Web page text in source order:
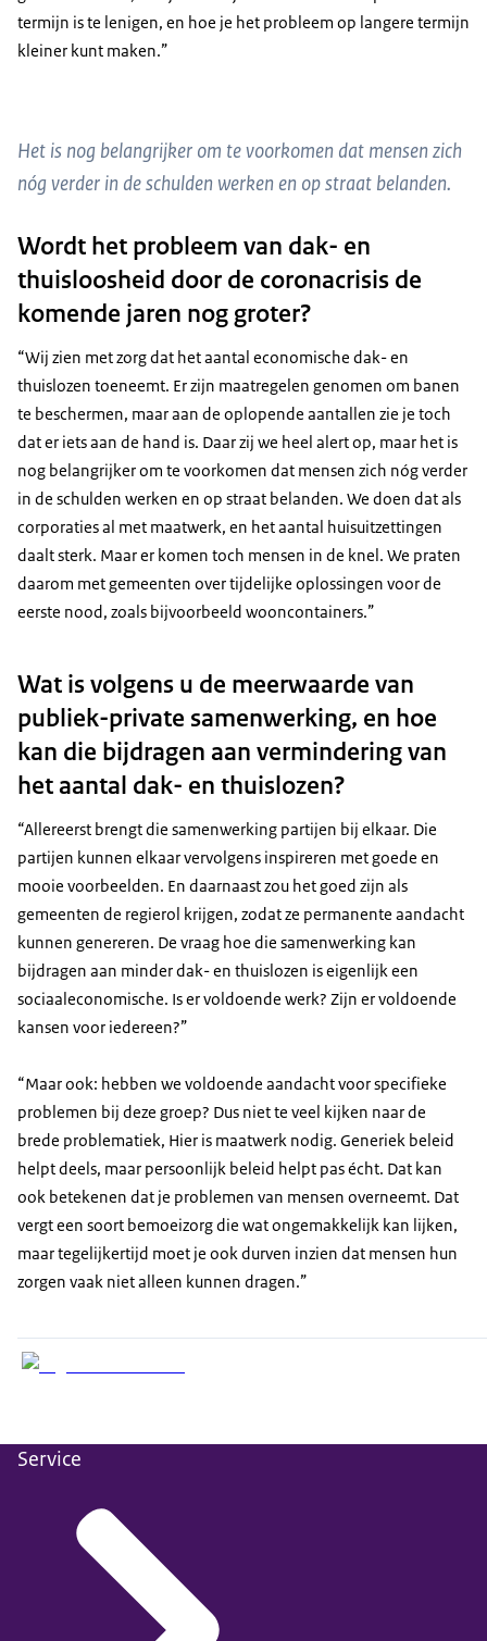
termijn is te lenigen, en hoe je het probleem op langere termijn
kleiner kunt maken.”
Het is nog belangrijker om te voorkomen dat mensen zich
nóg verder in de schulden werken en op straat belanden.
Wordt het probleem van dak- en
thuisloosheid door de coronacrisis de
komende jaren nog groter?
“Wij zien met zorg dat het aantal economische dak- en
thuislozen toeneemt. Er zijn maatregelen genomen om banen
te beschermen, maar aan de oplopende aantallen zie je toch
dat er iets aan de hand is. Daar zij we heel alert op, maar het is
nog belangrijker om te voorkomen dat mensen zich nóg verder
in de schulden werken en op straat belanden. We doen dat als
corporaties al met maatwerk, en het aantal huisuitzettingen
daalt sterk. Maar er komen toch mensen in de knel. We praten
daarom met gemeenten over tijdelijke oplossingen voor de
eerste nood, zoals bijvoorbeeld wooncontainers.”
Wat is volgens u de meerwaarde van
publiek-private samenwerking, en hoe
kan die bijdragen aan vermindering van
het aantal dak- en thuislozen?
“Allereerst brengt die samenwerking partijen bij elkaar. Die
partijen kunnen elkaar vervolgens inspireren met goede en
mooie voorbeelden. En daarnaast zou het goed zijn als
gemeenten de regierol krijgen, zodat ze permanente aandacht
kunnen genereren. De vraag hoe die samenwerking kan
bijdragen aan minder dak- en thuislozen is eigenlijk een
sociaaleconomische. Is er voldoende werk? Zijn er voldoende
kansen voor iedereen?”
“Maar ook: hebben we voldoende aandacht voor specifieke
problemen bij deze groep? Dus niet te veel kijken naar de
brede problematiek, Hier is maatwerk nodig. Generiek beleid
helpt deels, maar persoonlijk beleid helpt pas écht. Dat kan
ook betekenen dat je problemen van mensen overneemt. Dat
vergt een soort bemoeizorg die wat ongemakkelijk kan lijken,
maar tegelijkertijd moet je ook durven inzien dat mensen hun
zorgen vaak niet alleen kunnen dragen.”
Service